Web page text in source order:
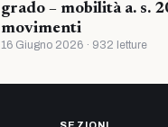
grado – mobilità a. s.
movimenti
16 Giugno 2026 · 932 letture